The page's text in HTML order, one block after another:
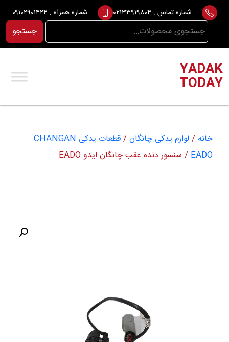
Skip
content
شماره تماس : ۰۲۱۳۳۹۱۹۸۰۴ شماره همراه : ۰۹۱۰۲۹۰۱۴۲۴
جستجو
برای:
جستجو
YADAK
TODAY
خانه / لوازم یدکی چانگان/
قطعات یدکی CHANGAN
EADO / سنسور دنده عقب چانگان ایدو EADO